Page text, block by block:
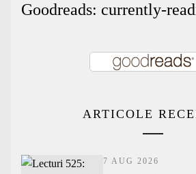
Goodreads: currently-
ARTICOLE
7 AUG 2026